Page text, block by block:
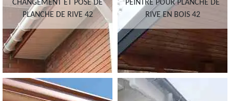
CHANGEMENT ET POSE DE
PLANCHE DE RIVE 42
PEINTRE POUR PLANCHE DE
RIVE EN BOIS 42